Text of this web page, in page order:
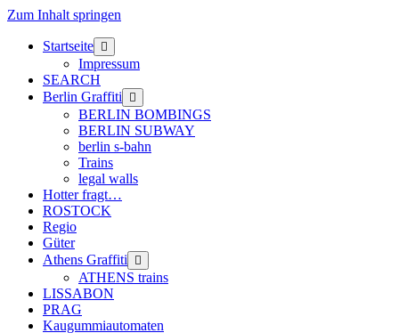
Zum Inhalt springen
Startseite Menü
öffnen
Impressum
SEARCH
Berlin Graffiti
Menü
öffnen
BERLIN BOMBINGS
BERLIN SUBWAY
berlin s-bahn
Trains
legal walls
Hotter fragt…
ROSTOCK
Regio
Güter
Athens Graffiti
Menü
öffnen
ATHENS trains
LISSABON
PRAG
Kaugummiautomaten